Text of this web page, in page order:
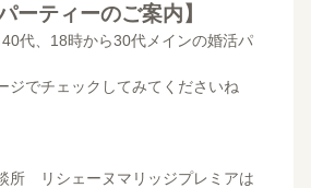
ーティーのご案内】
代、18時から30代メインの婚活パ
ジでチェックしてみてくださいね
所 リシェーヌマリッジプレミアは